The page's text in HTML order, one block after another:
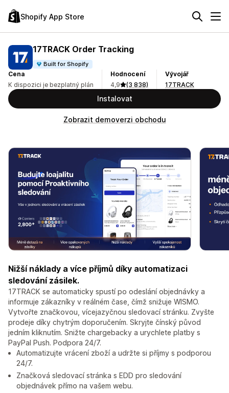
Shopify App Store
17TRACK Order Tracking
Built for Shopify
Cena
K dispozici je bezplatný plán
Hodnocení
4,9
(3 838)
Vývojář
17TRACK
Instalovat
Zobrazit demoverzi obchodu
Nižší náklady a více příjmů díky automatizaci
sledování zásilek.
17TRACK se automaticky spustí po odeslání objednávky a
informuje zákazníky v reálném čase, čímž snižuje WISMO.
Vytvořte značkovou, vícejazyčnou sledovací stránku. Zvyšte
prodeje díky chytrým doporučením. Skryjte čínský původ
jedním kliknutím. Snižte chargebacky a urychlete platby s
PayPal Push. Podpora 24/7.
Automatizujte vrácení zboží a udržte si příjmy s podporou
24/7.
Značková sledovací stránka s EDD pro sledování
objednávek přímo na vašem webu.